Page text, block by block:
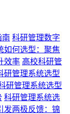
南 科研管理数字
如何选型：聚焦
效率 高校科研管
研管理系统选型
研管理系统选型
科研管理系统选
发两极反馈：锦